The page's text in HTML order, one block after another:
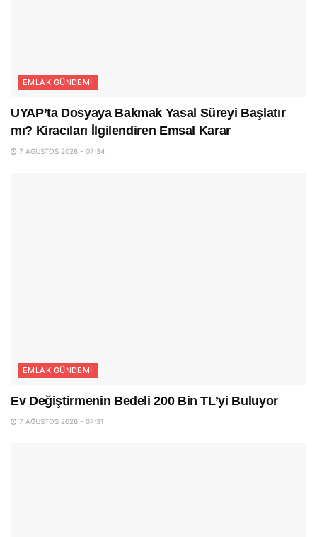
EMLAK GÜNDEMI
UYAP’ta Dosyaya Bakmak Yasal Süreyi Başlatır
mı? Kiracıları İlgilendiren Emsal Karar
7 AĞUSTOS 2026 - 07:34
EMLAK GÜNDEMI
Ev Değiştirmenin Bedeli 200 Bin TL’yi Buluyor
7 AĞUSTOS 2026 - 07:31